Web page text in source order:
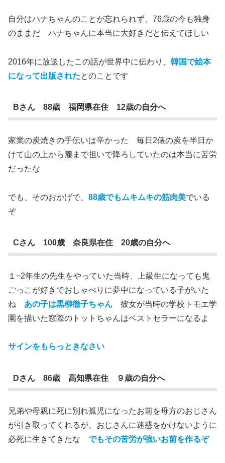
自分はハナちゃんのことが忘れられず、76歳の今も独身
のままだ ハナちゃんに本当に大好きだと伝えてほしい
2016年に放送したこの話が世界中に伝わり、 韓国で絵本
になって出版されたとのことです
Bさん 88歳 福岡県在住 12歳の自分へ
家業の炭焼きの手伝いは辛かった 毎日2俵の炭を半日か
けて山の上から麓まで担いで降ろしていたのは本当に苦労
だったな
でも、そのおかげで、 88歳でもムキムキの筋肉美でいる
ぞ
Cさん 100歳 奈良県在住 20歳の自分へ
１−2年生の先生をやっていた当時、上級生になっても鬼
ごっこが好きでおしゃべりに夢中になっている子がいた
ね あの子は黒柳徹子ちゃん 彼女が当時の学校トモエ学
園を描いた窓際のトットちゃんはベストセラーになるよ
サインをもらっときなさい
Dさん 86歳 高知県在住 ９歳の自分へ
兄弟や母親に死に別れ孤児になったお前を母方のおじさん
が引き取ってくれるが、おじさんに迷惑をかけないように
必死に生きてきたな でもその苦労が強いお前を作るぞ